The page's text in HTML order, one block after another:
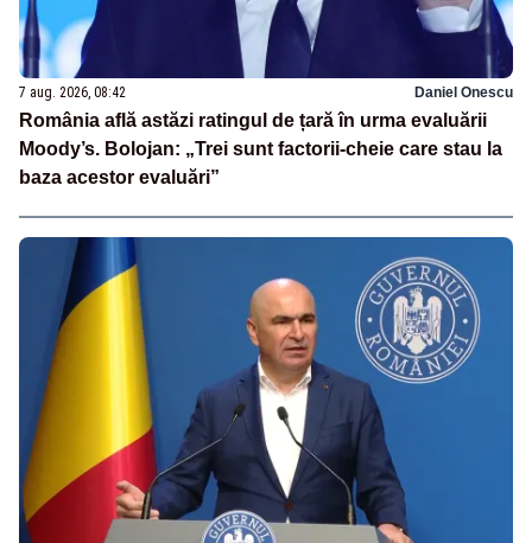
7 aug. 2026, 08:42 Daniel Onescu
România află astăzi ratingul de țară în urma evaluării
Moody’s. Bolojan: „Trei sunt factorii-cheie care stau la
baza acestor evaluări”